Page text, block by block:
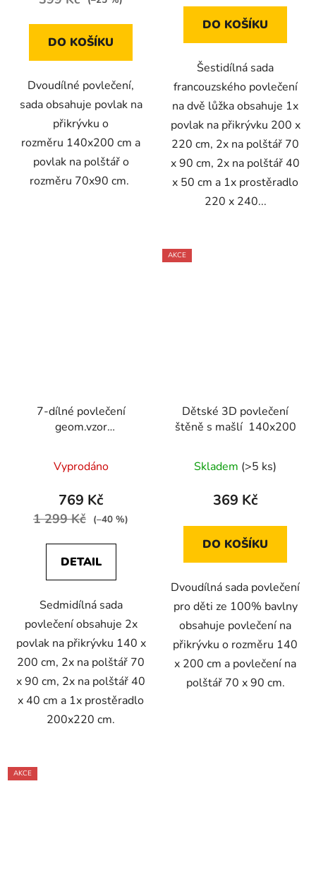
DO KOŠÍKU
Dvoudílné povlečení,
sada obsahuje povlak na
přikrývku o
rozměru 140x200 cm a
povlak na polštář o
rozměru 70x90 cm.
DO KOŠÍKU
Šestidílná sada
francouzského povlečení
na dvě lůžka obsahuje 1x
povlak na přikrývku 200 x
220 cm, 2x na polštář 70
x 90 cm, 2x na polštář 40
x 50 cm a 1x prostěradlo
220 x 240...
7-dílné povlečení
geom.vzor
růžová šedá 140x200
na dvě postele
Vyprodáno
769 Kč
1 299 Kč (–40 %)
DETAIL
Sedmidílná sada
povlečení obsahuje 2x
povlak na přikrývku 140 x
200 cm, 2x na polštář 70
x 90 cm, 2x na polštář 40
x 40 cm a 1x prostěradlo
200x220 cm.
AKCE
Dětské 3D povlečení
štěně s mašlí 140x200
Skladem (>5 ks)
369 Kč
DO KOŠÍKU
Dvoudílná sada povlečení
pro děti ze 100% bavlny
obsahuje povlečení na
přikrývku o rozměru 140
x 200 cm a povlečení na
polštář 70 x 90 cm.
AKCE